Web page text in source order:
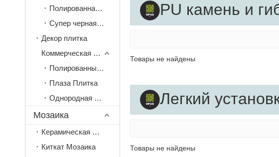
Полированная кристаллическая плитка
Супер черная плитка
Декор плитка
Коммерческая плитка
Полированные фарфоровые плитки
Плаза Плитка
Однородная плитка
Мозаика
Керамическая мозаика
Киткат Мозаика
PU камень и
Товары не найдены
Легкий
Товары не найдены